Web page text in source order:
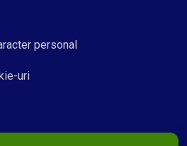
personal
uri